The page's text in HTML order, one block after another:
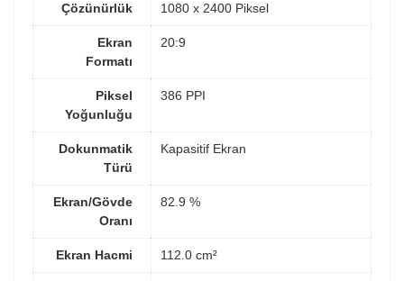
Çözünürlük 1080 x 2400 Piksel
Ekran
Formatı
20:9
Piksel
Yoğunluğu
386 PPI
Dokunmatik
Türü
Kapasitif Ekran
Ekran/Gövde
Oranı
82.9 %
Ekran Hacmi 112.0 cm²